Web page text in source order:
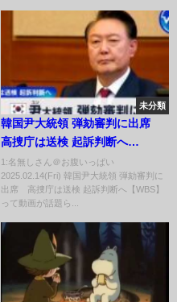
未分類
韓国尹大統領 弾劾審判に出席
高捜庁は送検 起訴判断へ
【WBS】
1:名無しさん＠お腹いっぱい
2025.02.14(Fri) 韓国尹大統領 弾劾審判に
出席 高捜庁は送検 起訴判断へ【WBS】
って動画が話題ら...